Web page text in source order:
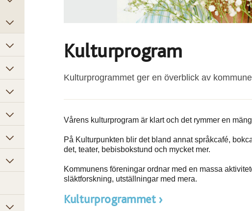
Kulturprogram
Kulturprogrammet ger en överblick av
Vårens kulturprogram är klart och det rymmer en
På Kulturpunkten blir det bland annat språkcafé,
det, teater, bebisbokstund och mycket mer.
Kommunens föreningar ordnar med en massa
släktforskning, utställningar med mera.
Kulturprogrammet